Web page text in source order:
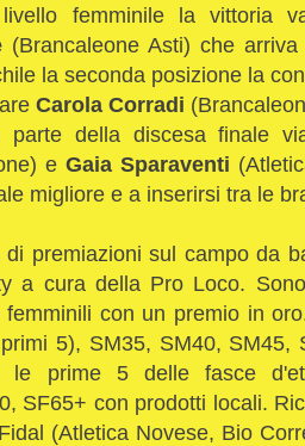
femminile la vittoria
(Brancaleone Asti) che
la seconda posizione la
Carola Corradi
parte della discesa finale
e Gaia Sparaventi
migliore e a inserirsi tra le
di premiazioni sul campo da
a cura della Pro Loco.
femminili con un premio in
5), SM35, SM40, SM45,
le prime 5 delle fasce
SF65+ con prodotti locali.
(Atletica Novese, Bio